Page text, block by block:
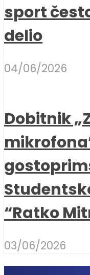
sport
delio
04/06/2026
Dobitnik
“Ratko
03/06/2026